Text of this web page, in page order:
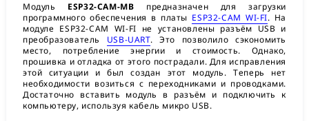
Модуль ESP32-CAM-MB предназначен для загрузки
программного обеспечения в платы ESP32-CAM WI-FI. На
модуле ESP32-CAM WI-FI не установлены разъём USB и
преобразователь USB-UART. Это позволило сэкономить
место, потребление энергии и стоимость. Однако,
прошивка и отладка от этого пострадали. Для исправления
этой ситуации и был создан этот модуль. Теперь нет
необходимости возиться с переходниками и проводками.
Достаточно вставить модуль в разъём и подключить к
компьютеру, используя кабель микро USB.